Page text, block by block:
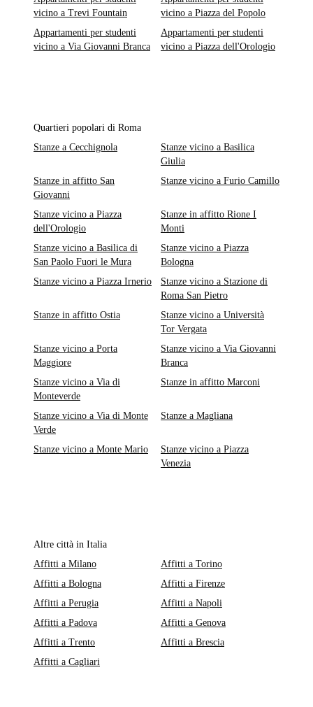
vicino a Trevi Fountain
vicino a Piazza del Popolo
Appartamenti per studenti
vicino a Via Giovanni Branca
Appartamenti per studenti
vicino a Piazza dell'Orologio
Quartieri popolari di Roma
Stanze a Cecchignola
Stanze vicino a Basilica
Giulia
Stanze in affitto San
Giovanni
Stanze vicino a Furio Camillo
Stanze vicino a Piazza
dell'Orologio
Stanze in affitto Rione I
Monti
Stanze vicino a Basilica di
San Paolo Fuori le Mura
Stanze vicino a Piazza
Bologna
Stanze vicino a Piazza Irnerio
Stanze vicino a Stazione di
Roma San Pietro
Stanze in affitto Ostia
Stanze vicino a Università
Tor Vergata
Stanze vicino a Porta
Maggiore
Stanze vicino a Via Giovanni
Branca
Stanze vicino a Via di
Monteverde
Stanze in affitto Marconi
Stanze vicino a Via di Monte
Verde
Stanze a Magliana
Stanze vicino a Monte Mario
Stanze vicino a Piazza
Venezia
Altre città in Italia
Affitti a Milano
Affitti a Torino
Affitti a Bologna
Affitti a Firenze
Affitti a Perugia
Affitti a Napoli
Affitti a Padova
Affitti a Genova
Affitti a Trento
Affitti a Brescia
Affitti a Cagliari